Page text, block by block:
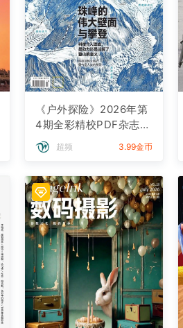
《户外探险》2026年第
4期全彩精校PDF杂志下
载
超频 3.99金币